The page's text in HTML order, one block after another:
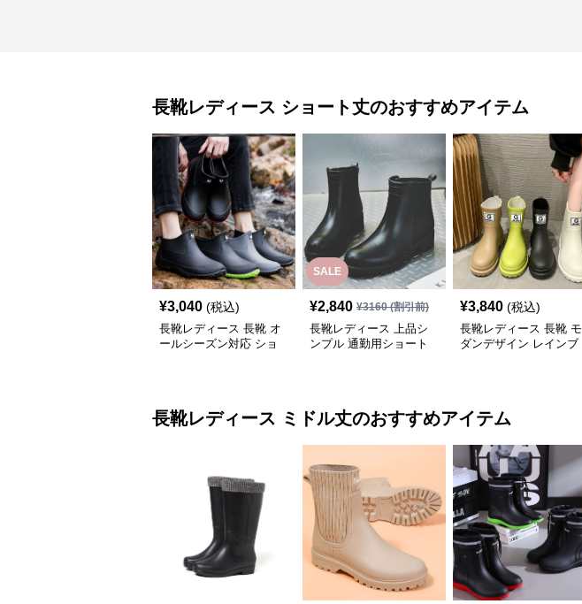
長靴レディース ショート丈のおすすめアイテム
¥3,040 (税込)
長靴レディース 長靴 オ
ールシーズン対応 ショ
SALE
¥2,840 ¥3160(割引前)
長靴レディース 上品シ
ンプル 通勤用ショート
¥3,840 (税込)
長靴レディース 長靴 モ
ダンデザイン レインブ
長靴レディース ミドル丈のおすすめアイテム